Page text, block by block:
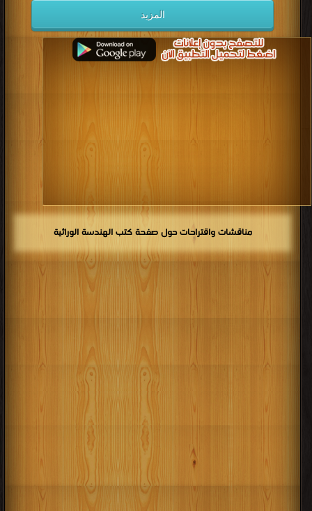
المزيد
مناقشات واقتراحات حول صفحة كتب الهندسة الوراثية